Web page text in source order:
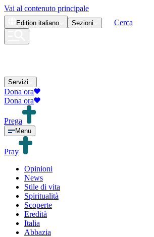
Vai al contenuto principale
Edition italiano Sezioni Cerca
Servizi
Dona ora
Dona ora
Prega
Menu
Pray
Opinioni
News
Stile di vita
Spiritualità
Scoperte
Eredità
Italia
Abbazia